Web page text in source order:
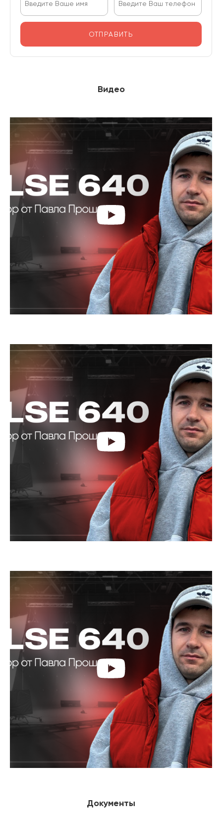
ОТПРАВИТЬ
Видео
Документы